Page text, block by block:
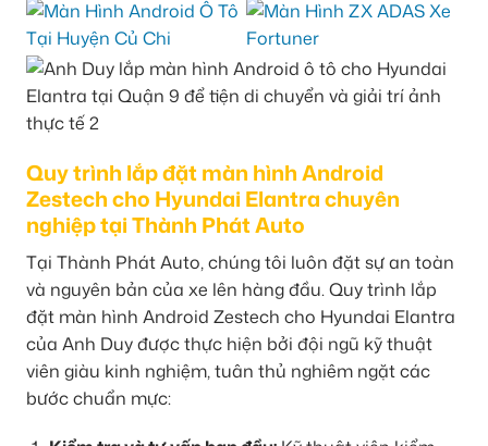
Quy trình lắp đặt màn hình Android
Zestech cho Hyundai Elantra chuyên
nghiệp tại Thành Phát Auto
Tại Thành Phát Auto, chúng tôi luôn đặt sự an toàn
và nguyên bản của xe lên hàng đầu. Quy trình lắp
đặt màn hình Android Zestech cho Hyundai Elantra
của Anh Duy được thực hiện bởi đội ngũ kỹ thuật
viên giàu kinh nghiệm, tuân thủ nghiêm ngặt các
bước chuẩn mực: